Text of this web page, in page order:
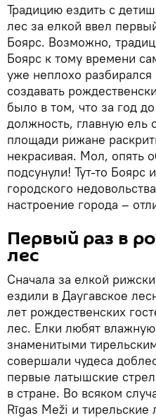
Традицию ездить с
лес за елкой ввел
Боярс. Возможно,
Боярс к тому времени
уже неплохо
создавать
было в том, что за год
должность, главную ель
площади рижане
некрасивая. Мол, опять
подсунули! Тут-то Боярс
городского
настроение города –
Первый раз в
лес
Сначала за елкой
ездили в Даугавское
лет рождественских
лес. Елки любят
знаменитыми
совершали чудеса
первые латышские
в стране. Во всяком
Rīgas Meži и тирельские